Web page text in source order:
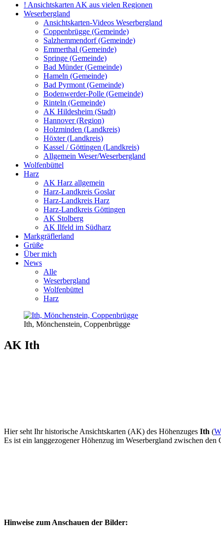
! Ansichtskarten AK aus vielen Regionen
Weserbergland
Ansichtskarten-Videos Weserbergland
Coppenbrügge (Gemeinde)
Salzhemmendorf (Gemeinde)
Emmerthal (Gemeinde)
Springe (Gemeinde)
Bad Münder (Gemeinde)
Hameln (Gemeinde)
Bad Pyrmont (Gemeinde)
Bodenwerder-Polle (Gemeinde)
Rinteln (Gemeinde)
AK Hildesheim (Stadt)
Hannover (Region)
Holzminden (Landkreis)
Höxter (Landkreis)
Kassel / Göttingen (Landkreis)
Allgemein Weser/Weserbergland
Wolfenbüttel
Harz
AK Harz allgemein
Harz-Landkreis Goslar
Harz-Landkreis Harz
Harz-Landkreis Göttingen
AK Stolberg
AK Ilfeld im Südharz
Markgräflerland
Grüße
Über mich
News
Alle
Weserbergland
Wolfenbüttel
Harz
Ith, Mönchenstein, Coppenbrügge
AK Ith
Hier seht Ihr historische Ansichtskarten (AK) des Höhenzuges Ith (
Es ist ein langgezogener Höhenzug im Weserbergland zwischen
Hinweise zum Anschauen der Bilder: